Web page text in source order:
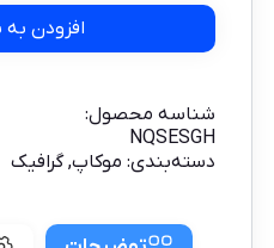
افزودن
شناسه محصول:
NQSESGH
دسته‌بندی: موکاپ,گرافیک